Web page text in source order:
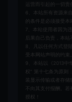
运营而引起的一切责
6、本站所有资源来
的条件是必须接受本
7、本站使用者因为
后果自己负责，本
8、凡以任何方式登
受本网站声明的约束。
9、本站以《2013中
权” 第十七条为原则
装显示传输或者存
不向其支付报酬。若
授权！